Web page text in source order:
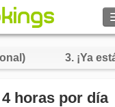
3. ¡Ya
horas por día